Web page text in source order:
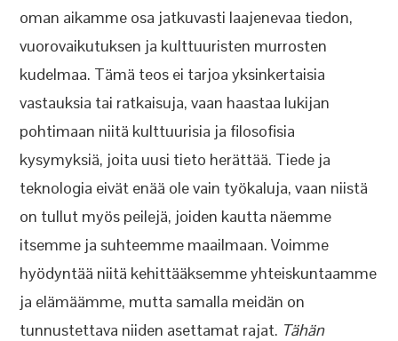
oman aikamme osa jatkuvasti laajenevaa tiedon,
vuorovaikutuksen ja kulttuuristen murrosten
kudelmaa. Tämä teos ei tarjoa yksinkertaisia
vastauksia tai ratkaisuja, vaan haastaa lukijan
pohtimaan niitä kulttuurisia ja filosofisia
kysymyksiä, joita uusi tieto herättää. Tiede ja
teknologia eivät enää ole vain työkaluja, vaan niistä
on tullut myös peilejä, joiden kautta näemme
itsemme ja suhteemme maailmaan. Voimme
hyödyntää niitä kehittääksemme yhteiskuntaamme
ja elämäämme, mutta samalla meidän on
tunnustettava niiden asettamat rajat. Tähän